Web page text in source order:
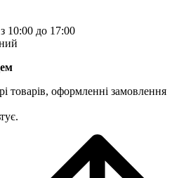
10:00 до 17:00
товарів, оформленні замовлення